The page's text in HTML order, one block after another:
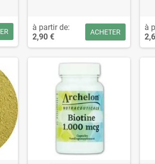
à partir de:
2,90 €
ACHETER
à